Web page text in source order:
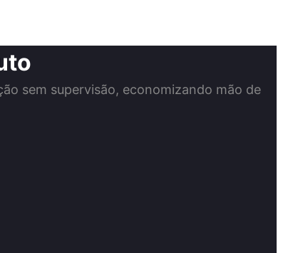
sem supervisão, economizando mão de